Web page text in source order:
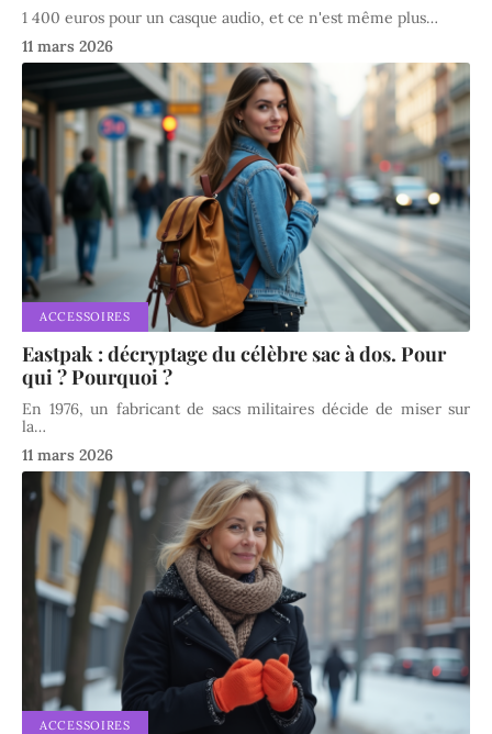
1 400 euros pour un casque audio, et ce n'est même plus…
11 mars 2026
ACCESSOIRES
Eastpak : décryptage du célèbre sac à dos. Pour
qui ? Pourquoi ?
En 1976, un fabricant de sacs militaires décide de miser sur
la…
11 mars 2026
ACCESSOIRES